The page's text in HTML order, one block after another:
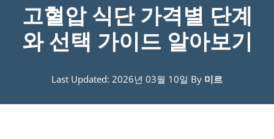
고혈압 식단 가격별 단계
와 선택 가이드 알아보기
Last Updated: 2026년 03월 10일 By 미르